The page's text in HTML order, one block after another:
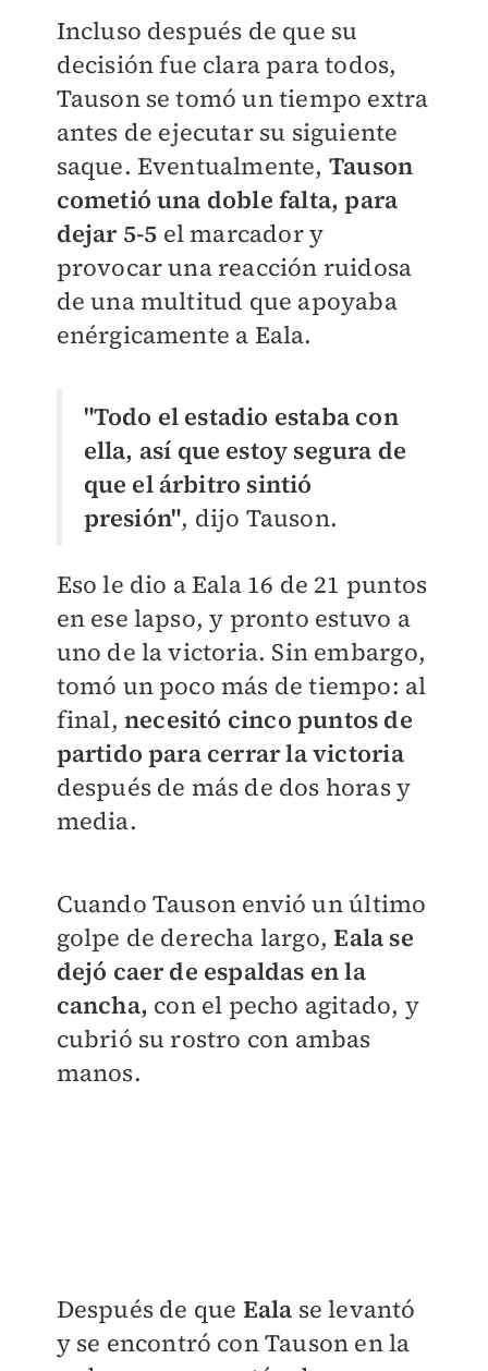
Incluso después de que su
decisión fue clara para todos,
Tauson se tomó un tiempo extra
antes de ejecutar su siguiente
saque. Eventualmente, Tauson
cometió una doble falta, para
dejar 5-5 el marcador y
provocar una reacción ruidosa
de una multitud que apoyaba
enérgicamente a Eala.
"Todo el estadio estaba con
ella, así que estoy segura de
que el árbitro sintió
presión", dijo Tauson.
Eso le dio a Eala 16 de 21 puntos
en ese lapso, y pronto estuvo a
uno de la victoria. Sin embargo,
tomó un poco más de tiempo: al
final, necesitó cinco puntos de
partido para cerrar la victoria
después de más de dos horas y
media.
Cuando Tauson envió un último
golpe de derecha largo,Eala se
dejó caer de espaldas en la
cancha, con el pecho agitado, y
cubrió su rostro con ambas
manos.
​Después de que Eala se levantó
y se encontró con Tauson en la